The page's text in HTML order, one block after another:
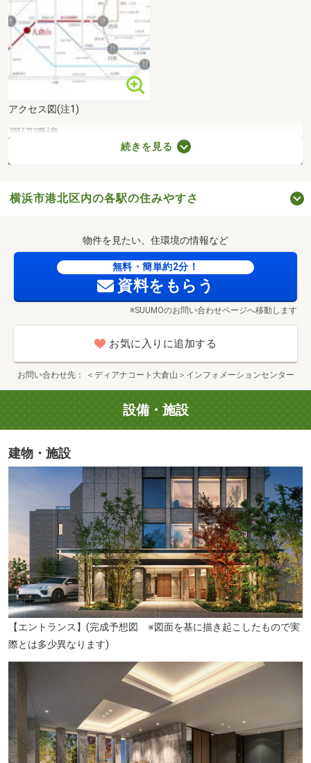
アクセス図(注1)
周辺環境
大倉山公園（徒歩6分/約430m）
続きを見る
横浜市港北区内の各駅の住みやすさ
物件を見たい、住環境の情報など
無料・簡単約2分！
資料をもらう
※SUUMOのお問い合わせページへ移動します
お気に入りに追加する
お問い合わせ先 ＜ディアナコート大倉山＞インフォメーションセンター
設備・施設
建物・施設
【エントランス】(完成予想図 ※図面を基に描き起こしたもので実
際とは多少異なります)